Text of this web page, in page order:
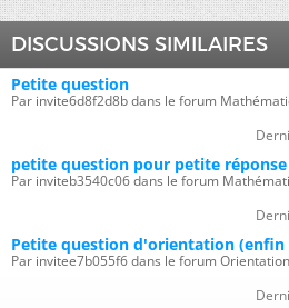
DISCUSSIONS SIMILAIRES
Petite question
Par invite6d8f2d8b dans le forum
petite question pour petite réponse
Par inviteb3540c06 dans le forum
Petite question d'orientation (enfin
Par invitee7b055f6 dans le forum